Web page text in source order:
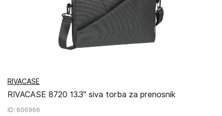
RIVACASE
RIVACASE 8720 13.3" siva torba za prenosnik
ID: 606966